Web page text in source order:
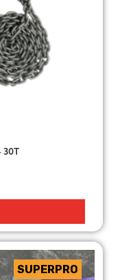
30T